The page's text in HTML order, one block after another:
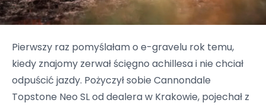
Pierwszy raz pomyślałam o e-gravelu rok temu,
kiedy znajomy zerwał ścięgno achillesa i nie chciał
odpuścić jazdy. Pożyczył sobie Cannondale
Topstone Neo SL od dealera w Krakowie, pojechał z